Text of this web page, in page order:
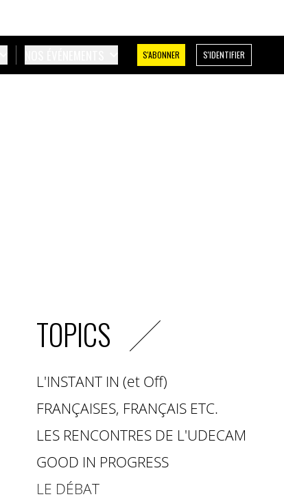
S'ABONNER S'IDENTIFIER
TOPICS
L'INSTANT IN (et Off)
FRANÇAISES, FRANÇAIS ETC.
LES RENCONTRES DE L'UDECAM
GOOD IN PROGRESS
LE DÉBAT